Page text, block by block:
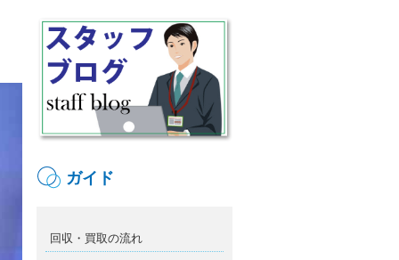
ガイド
回収・買取の流れ